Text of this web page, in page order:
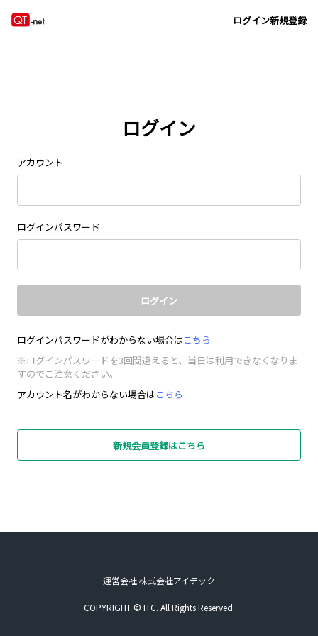
ログイン新規登録
ログイン
アカウント
ログインパスワード
ログイン
ログインパスワードがわからない場合はこちら
※ログインパスワードを3回間違えると、当日は利用できなくなりま
すのでご注意ください。
アカウント名がわからない場合はこちら
新規会員登録はこちら
運営会社 株式会社アイテック
COPYRIGHT © ITC. All Rights Reserved.